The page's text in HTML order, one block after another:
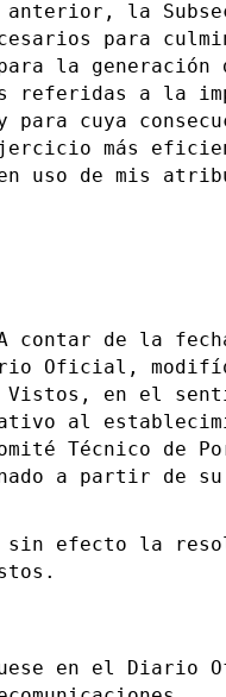
la
para
la
referidas a la
cuya
más
uso de mis
de la fecha
Oficial,
en el
al
Técnico de
a partir de
efecto la
en el Diario